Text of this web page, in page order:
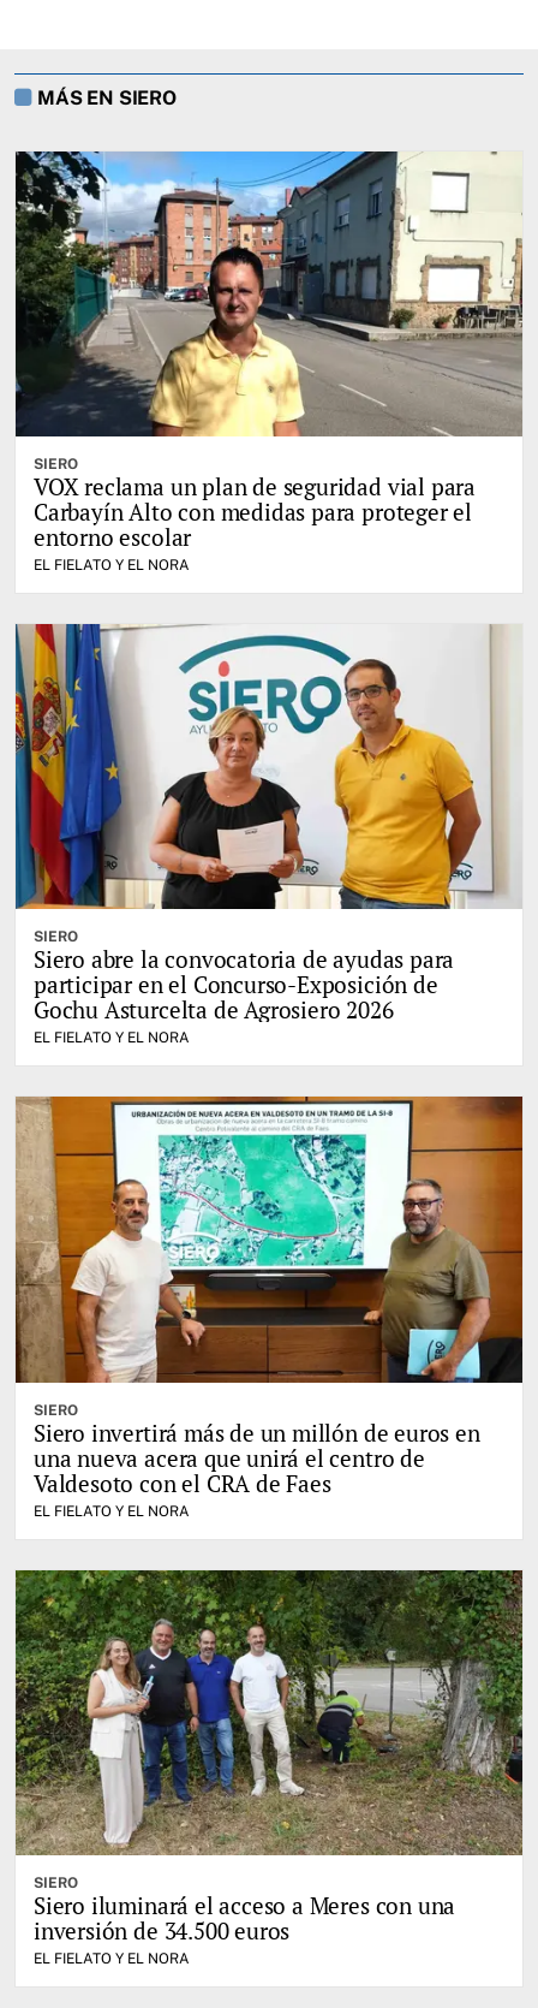
MÁS EN SIERO
SIERO
VOX reclama un plan de seguridad vial para
Carbayín Alto con medidas para proteger el
entorno escolar
EL FIELATO Y EL NORA
SIERO
Siero abre la convocatoria de ayudas para
participar en el Concurso-Exposición de
Gochu Asturcelta de Agrosiero 2026
EL FIELATO Y EL NORA
SIERO
Siero invertirá más de un millón de euros en
una nueva acera que unirá el centro de
Valdesoto con el CRA de Faes
EL FIELATO Y EL NORA
SIERO
Siero iluminará el acceso a Meres con una
inversión de 34.500 euros
EL FIELATO Y EL NORA